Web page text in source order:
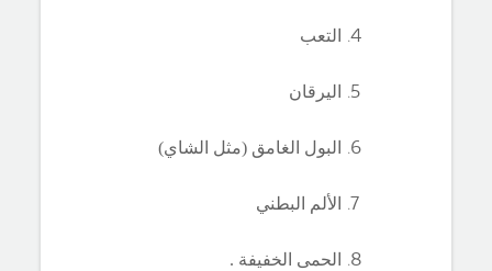
التعب
اليرقان
البول الغامق (مثل الشاي)
الألم البطني
الحمى الخفيفة .